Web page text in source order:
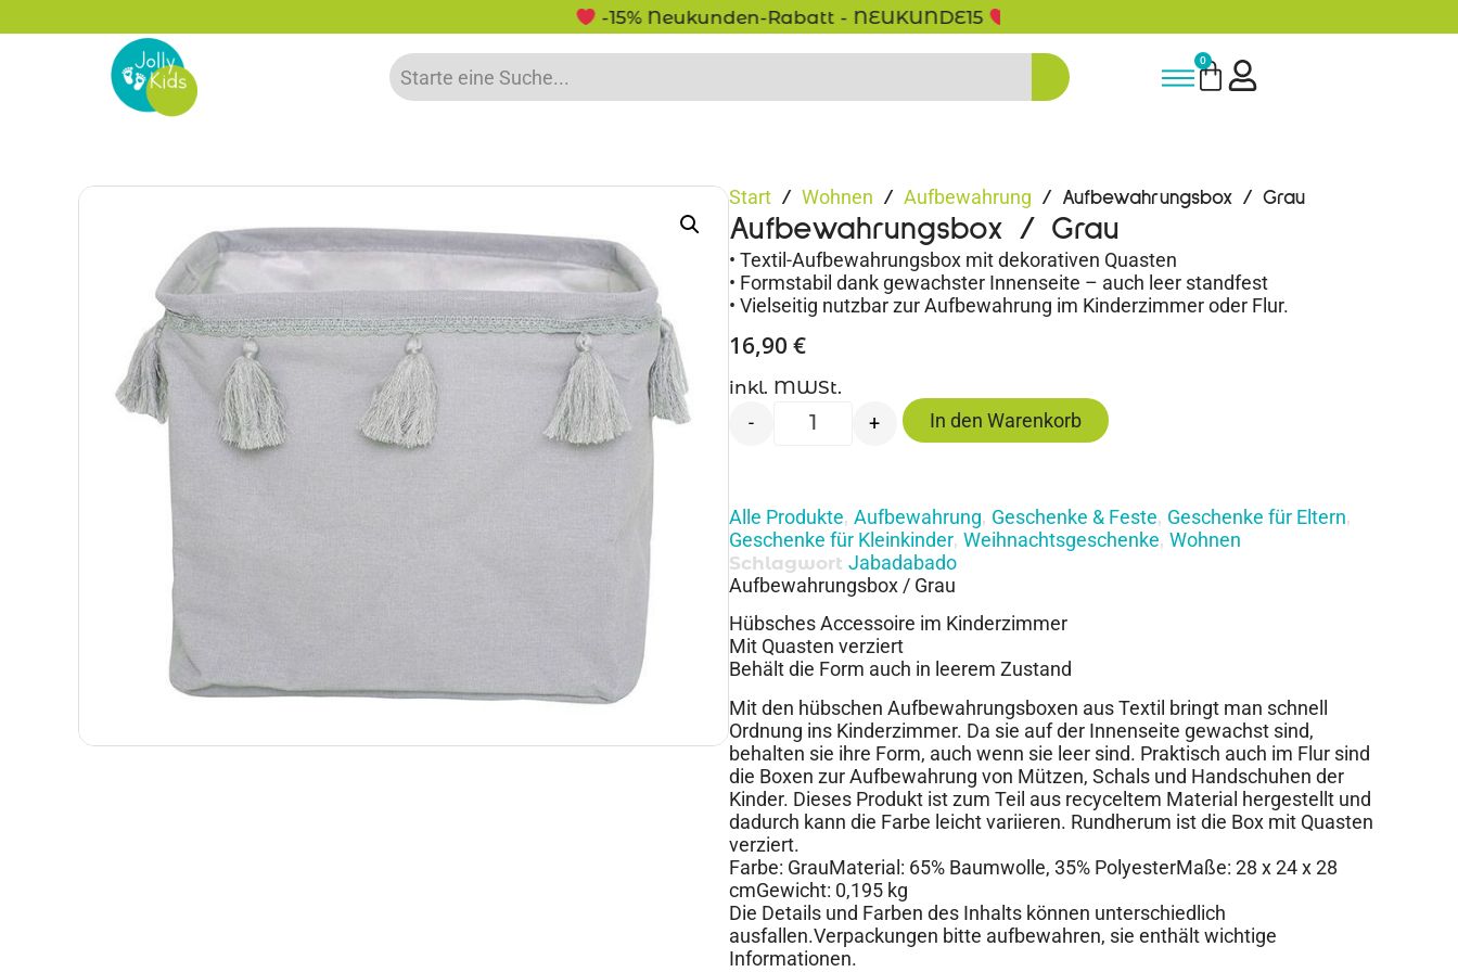
-15% Neukunden-Rabatt - NEUKUNDE15
0
Start / Wohnen / Aufbewahrung / Aufbewahrungsbox / Grau
Aufbewahrungsbox / Grau
• Textil-Aufbewahrungsbox mit dekorativen Quasten
• Formstabil dank gewachster Innenseite – auch leer standfest
• Vielseitig nutzbar zur Aufbewahrung im Kinderzimmer oder Flur.
16,90 €
inkl. MWSt.
- + In den Warenkorb
Alle Produkte, Aufbewahrung, Geschenke & Feste, Geschenke für Eltern,
Geschenke für Kleinkinder, Weihnachtsgeschenke, Wohnen
Schlagwort Jabadabado
Aufbewahrungsbox / Grau
Hübsches Accessoire im Kinderzimmer
Mit Quasten verziert
Behält die Form auch in leerem Zustand
Mit den hübschen Aufbewahrungsboxen aus Textil bringt man schnell
Ordnung ins Kinderzimmer. Da sie auf der Innenseite gewachst sind,
behalten sie ihre Form, auch wenn sie leer sind. Praktisch auch im Flur sind
die Boxen zur Aufbewahrung von Mützen, Schals und Handschuhen der
Kinder. Dieses Produkt ist zum Teil aus recyceltem Material hergestellt und
dadurch kann die Farbe leicht variieren. Rundherum ist die Box mit Quasten
verziert.
Farbe: GrauMaterial: 65% Baumwolle, 35% PolyesterMaße: 28 x 24 x 28
cmGewicht: 0,195 kg
Die Details und Farben des Inhalts können unterschiedlich
ausfallen.Verpackungen bitte aufbewahren, sie enthält wichtige
Informationen.